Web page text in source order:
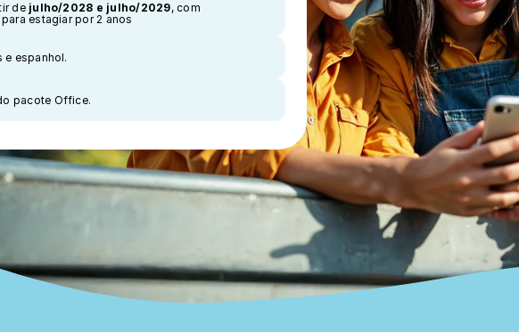
de julho/2028 e julho/2029, com
estagiar por 2 anos
e espanhol.
pacote Office.